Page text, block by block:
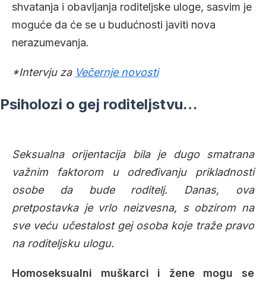
shvatanja i obavljanja roditeljske uloge, sasvim je
moguće da će se u budućnosti javiti nova
nerazumevanja.
*Intervju za Večernje novosti
Psiholozi o gej roditeljstvu…
Seksualna orijentacija bila je dugo smatrana
važnim faktorom u određivanju prikladnosti
osobe da bude roditelj. Danas, ova
pretpostavka je vrlo neizvesna, s obzirom na
sve veću učestalost gej osoba koje traže pravo
na roditeljsku ulogu.
Homoseksualni muškarci i žene mogu se